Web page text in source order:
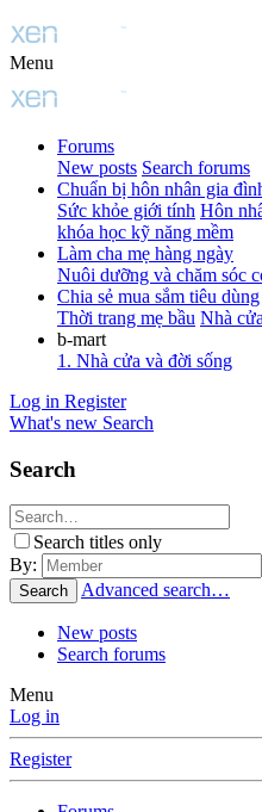
Menu
Forums
New posts Search forums
Chuẩn bị hôn nhân gia
Sức khỏe giới tính Hôn
khóa học kỹ năng mềm
Làm cha mẹ hàng ngày
Nuôi dưỡng và chăm sóc
Chia sẻ mua sắm tiêu dùng
Thời trang mẹ bầu Nhà
b-mart
1. Nhà cửa và đời sống
Log in Register
What's new Search
Search
Search titles only
By:
Search Advanced search…
New posts
Search forums
Menu
Log in
Register